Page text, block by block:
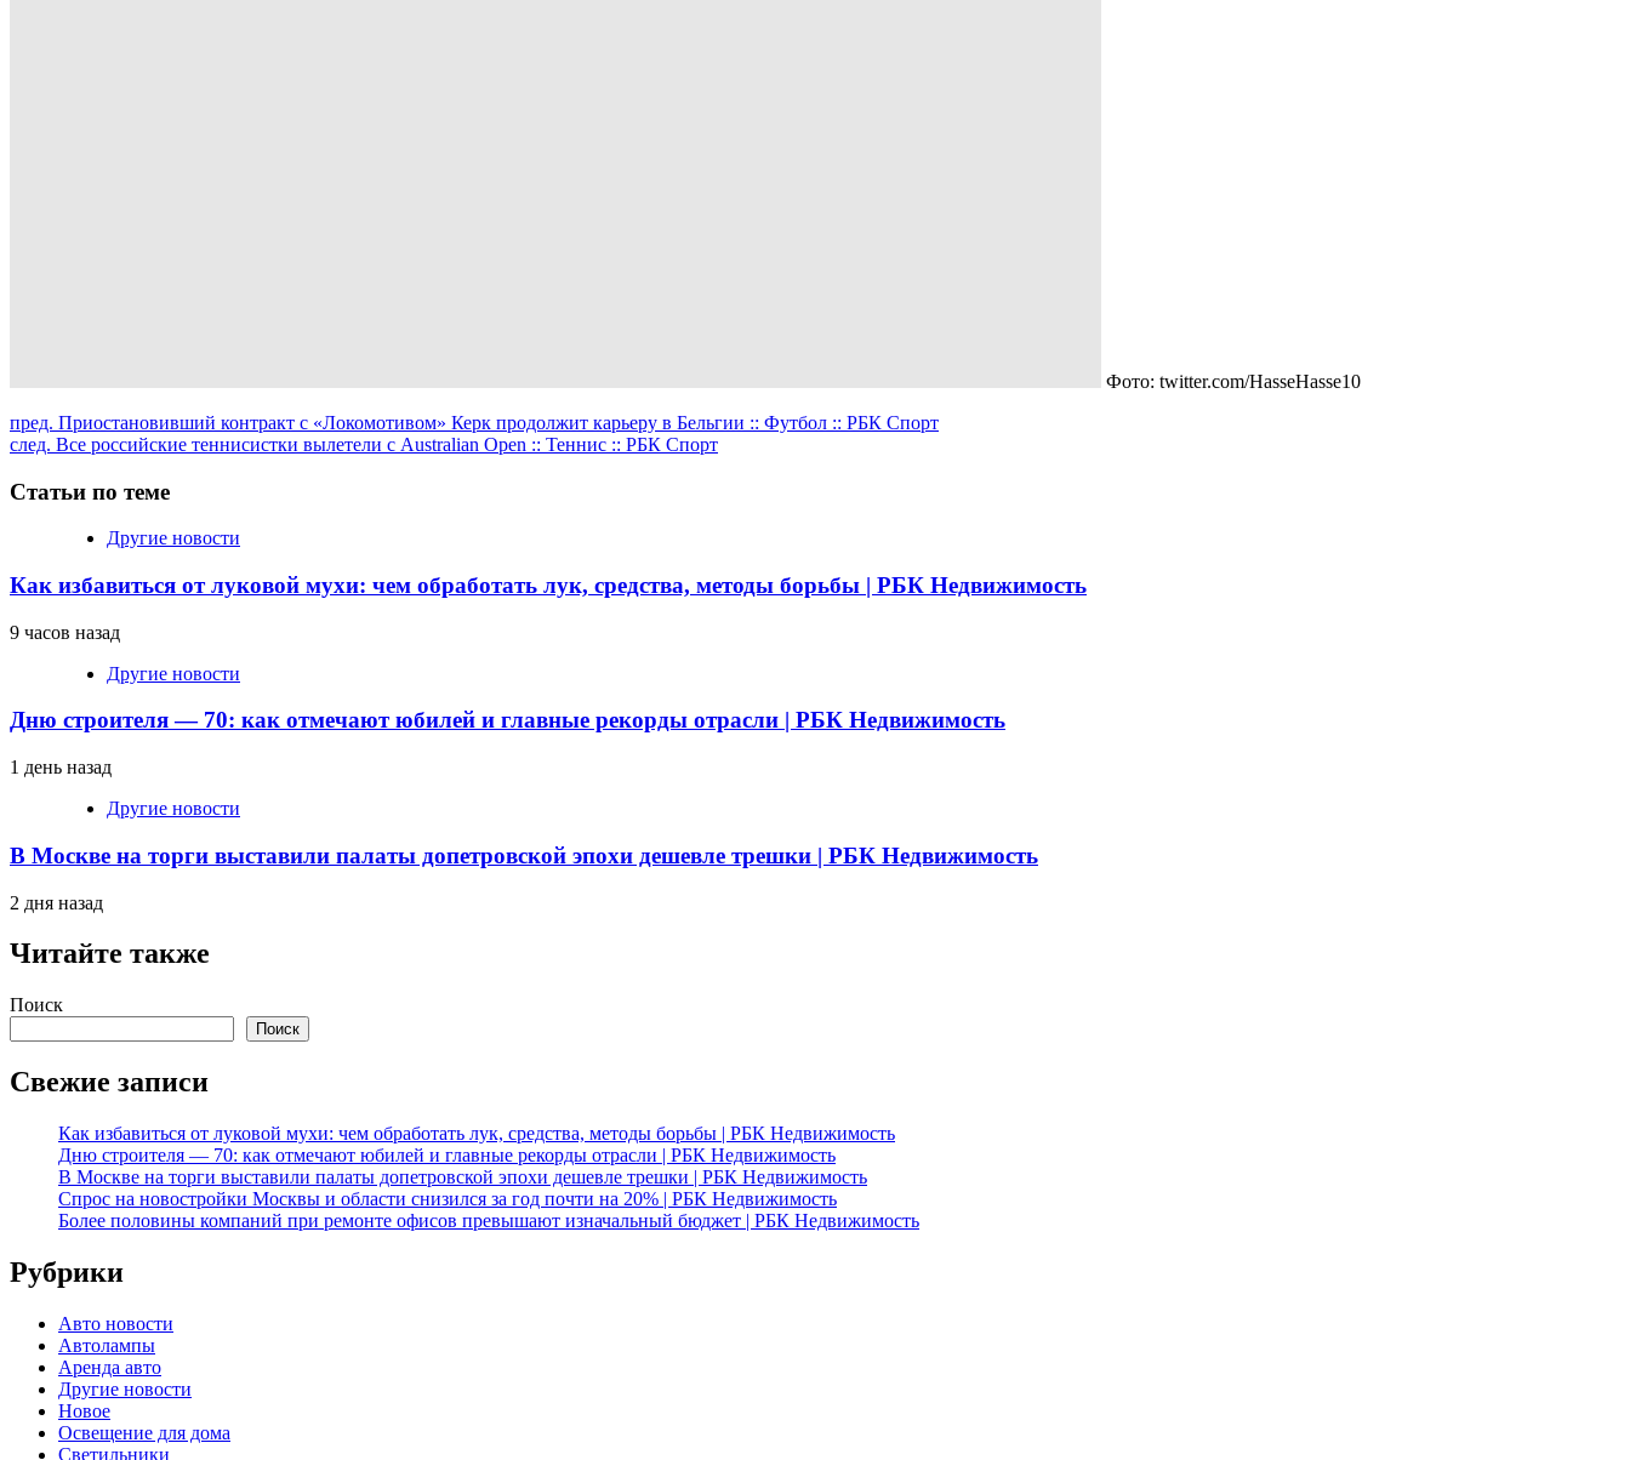
Фото: twitter.com/HasseHasse10
Продолжить
чтение
пред. Приостановивший контракт с «Локомотивом» Керк продолжит карьеру в Бельгии :: Футбол :: РБК Спорт
след. Все российские теннисистки вылетели с Australian Open :: Теннис :: РБК Спорт
Статьи по теме
Другие новости
Как избавиться от луковой мухи: чем обработать лук, средства, методы борьбы | РБК Недвижимость
9 часов назад
Другие новости
Дню строителя — 70: как отмечают юбилей и главные рекорды отрасли | РБК Недвижимость
1 день назад
Другие новости
В Москве на торги выставили палаты допетровской эпохи дешевле трешки | РБК Недвижимость
2 дня назад
Читайте также
Поиск
Поиск
Свежие записи
Как избавиться от луковой мухи: чем обработать лук, средства, методы борьбы | РБК Недвижимость
Дню строителя — 70: как отмечают юбилей и главные рекорды отрасли | РБК Недвижимость
В Москве на торги выставили палаты допетровской эпохи дешевле трешки | РБК Недвижимость
Спрос на новостройки Москвы и области снизился за год почти на 20% | РБК Недвижимость
Более половины компаний при ремонте офисов превышают изначальный бюджет | РБК Недвижимость
Рубрики
Авто новости
Автолампы
Аренда авто
Другие новости
Новое
Освещение для дома
Светильники